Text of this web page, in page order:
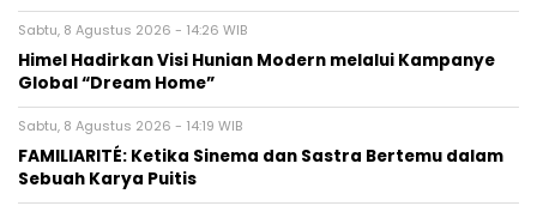
Sabtu, 8 Agustus 2026 - 14:26 WIB
Himel Hadirkan Visi Hunian Modern melalui Kampanye
Global “Dream Home”
Sabtu, 8 Agustus 2026 - 14:19 WIB
FAMILIARITÉ: Ketika Sinema dan Sastra Bertemu dalam
Sebuah Karya Puitis